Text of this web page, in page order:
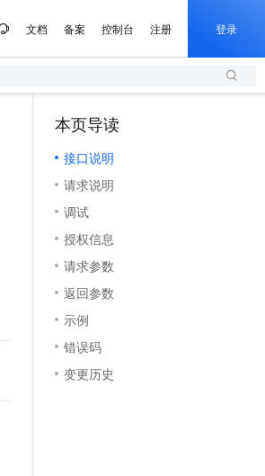
文档 备案 控制台 注册 登录
本页导读
接口说明
请求说明
调试
授权信息
请求参数
返回参数
示例
错误码
变更历史
语音识别与合成
Qwen3-TTS-Flash
轻量应用服务器
数字证书管理服务（原SSL证书）
实现全站HTTPS，呈现可信的WEB访问
短信服务
大数据开发治理平台 DataWorks
一句话生成原生可编辑精美 PPT 文稿
输入一句话想法, 轻松生成专业的 PPT
一键部署幻兽帕鲁游戏服务器
一键购买专属联机服务器，轻松开启游戏
漫剧工坊：一站式动画创作平台
快速生产连贯的高质量长漫剧
10 分钟搭建微信、支付宝小程序
高效部署网站，快速应用到小程序
AI 活动
AI 生产力先锋
先锋实践拓展 AI 生产力的边界
飞天发布时刻
所见，即是所愿
AI 实训营
从基础到进阶，Agent 创客手把手教你
创新加速
覆盖90%+业务场景，专享组合折扣价
阿里云 OPC 创新助力计划
Token 补贴，五大权
益加速 OPC 成功
专业服务
公司注册
上云迁移
代维服务
服务伙伴合作计划
Al MaaS 服务伙伴赋能合作
伙伴信用分合作计划
更多支持
合作伙伴培训与认证
查询合作伙伴
登录合作伙伴管理后台
开发者社区
镜像站
我要反馈
我要建议
我要投诉
加入我们
校园招聘